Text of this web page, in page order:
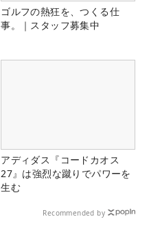
ゴルフの熱狂を、つくる仕
事。｜スタッフ募集中
アディダス『コードカオス
27』は強烈な蹴りでパワーを
生む
Recommended by